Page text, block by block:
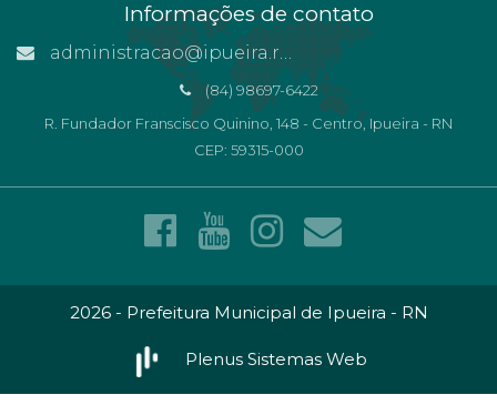
Informações de contato
administracao@ipueira.rn.gov.br
(84) 98697-6422
R. Fundador Franscisco Quinino, 148 - Centro, Ipueira - RN
CEP: 59315-000
2026 - Prefeitura Municipal de Ipueira - RN
Plenus Sistemas Web